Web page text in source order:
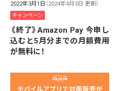
2022年3月1日 （2024年4月3日 更新）
キャンペーン
《終了》Amazon Pay 今申し
込むと5月分までの月額費用
が無料に！